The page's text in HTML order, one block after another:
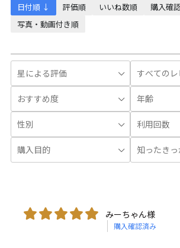
日付順 ↓ 評価順 いいね数順 購入確
写真・動画付き順
みーちゃん様
購入確認済み